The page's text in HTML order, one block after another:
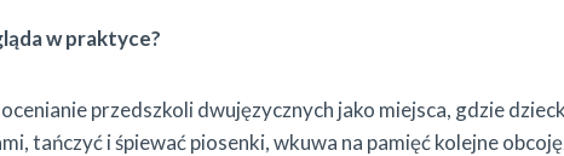
w praktyce?
przedszkoli dwujęzycznych jako miejsca, gdzie
tańczyć i śpiewać piosenki, wkuwa na pamięć kolejne